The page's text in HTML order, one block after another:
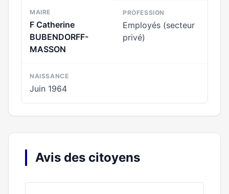
MAIRE
F Catherine
BUBENDORFF-
MASSON
PROFESSION
Employés (secteur
privé)
NAISSANCE
Juin 1964
Avis des citoyens